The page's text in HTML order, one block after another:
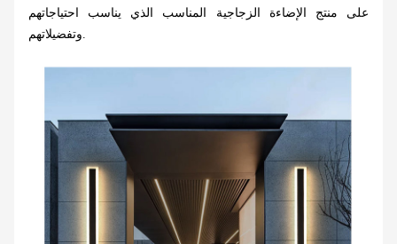
على منتج الإضاءة الزجاجية المناسب الذي يناسب احتياجاتهم
وتفضيلاتهم.